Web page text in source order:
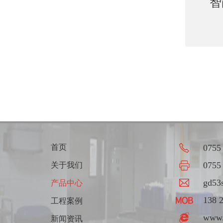
首页
关于我们
产品中心
工程案例
新闻资讯
138